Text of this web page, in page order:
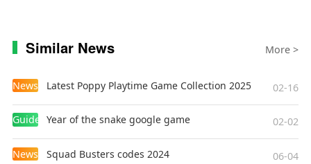
Similar News More >
News Latest Poppy Playtime Game Collection 2025 02-16
Guides Year of the snake google game 02-02
News Squad Busters codes 2024 06-04